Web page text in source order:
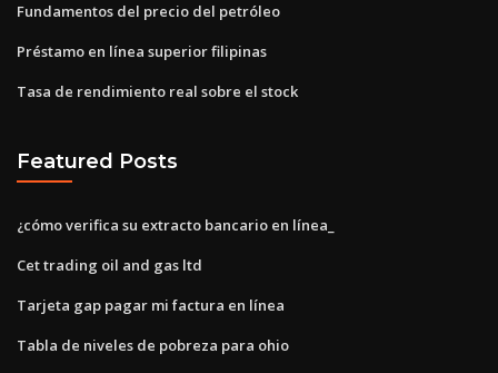
Fundamentos del precio del petróleo
Préstamo en línea superior filipinas
Tasa de rendimiento real sobre el stock
Featured Posts
¿cómo verifica su extracto bancario en línea_
Cet trading oil and gas ltd
Tarjeta gap pagar mi factura en línea
Tabla de niveles de pobreza para ohio